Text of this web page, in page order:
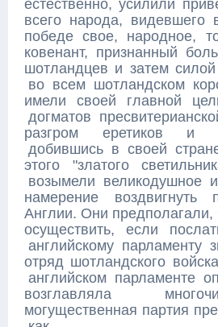
естественно, усилили
всего народа, видевшего
победе свое, народное,
ковенант, признанный
шотландцев и затем
во всем шотландском
имели своей главной
догматов
разгром еретиков и
добившись в своей
этого "златого
возымели великодушное
намерение
Англии. Они предполагали,
осуществить, если
английскому парламенту
отряд шотландского
английском парламенте
возглавляла
могущественная партия